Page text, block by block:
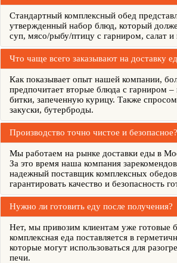
Стандартный комплексный обед
утвержденный набор блюд, который
суп, мясо/рыбу/птицу с гарниром, салат и
Что чаще всего заказывают на доставку
Как показывает опыт нашей компании,
предпочитает вторые блюда с гарниром –
битки, запеченную курицу. Также
закуски, бутерброды.
Производство точно чистое и безопасное?
Мы работаем на рынке доставки еды в
За это время наша компания
надежный поставщик комплексных
гарантировать качество и безопасность
Нужно ли готовить еду после получения?
Нет, мы привозим клиентам уже готовые
комплексная еда поставляется в
которые могут использоваться для
печи.